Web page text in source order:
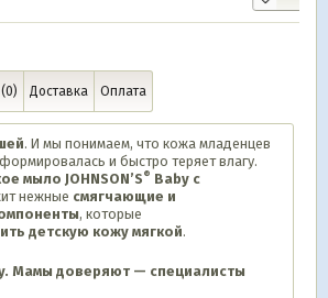
Доставка Оплата
. И мы понимаем, что кожа младенцев
и быстро теряет влагу.
мыло JOHNSON’S® Baby с
нежные смягчающие и
, которые
детскую кожу мягкой.
Мамы доверяют — специалисты